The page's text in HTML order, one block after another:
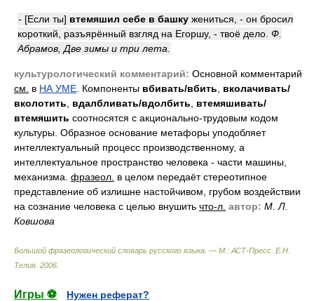
- [Если ты] втемяшил себе в башку жениться, - он бросил
короткий, разъярённый взгляд на Егоршу, - твоё дело. Ф.
Абрамов, Две зимы и три лета.
культурологический комментарий: Основной комментарий
см.
в НА УМЕ . Компоненты вбивать/вбить
вколачивать/
вколотить
вдалбливать/вдолбить
втемяшивать/
втемяшить соотносятся с акционально-трудовым кодом
культуры. Образное основание метафоры уподобляет
интеллектуальный процесс производственному, а
интеллектуальное пространство человека - части машины,
механизма. фразеол. в целом передаёт стереотипное
представление об излишне настойчивом, грубом воздействии
на сознание человека с целью внушить что-л. автор: М. Л.
Ковшова
Большой фразеологический словарь русского языка. — М.: АСТ-Пресс Е.Н.
Телия 2006
Игры ⚽
Нужен реферат?